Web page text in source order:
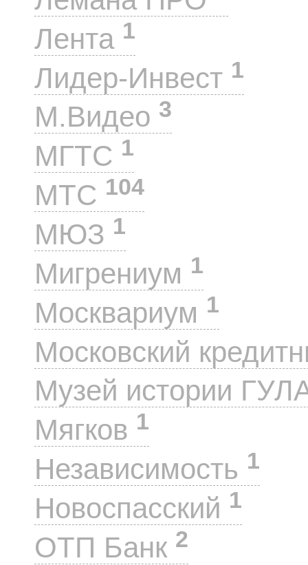
Лента 1
Лидер-Инвест 1
М.Видео 3
МГТС 1
МТС 104
МЮЗ 1
Мигрениум 1
Москвариум 1
Московский
Музей истории
Мягков 1
Независимость 1
Новоспасский 1
ОТП Банк 2